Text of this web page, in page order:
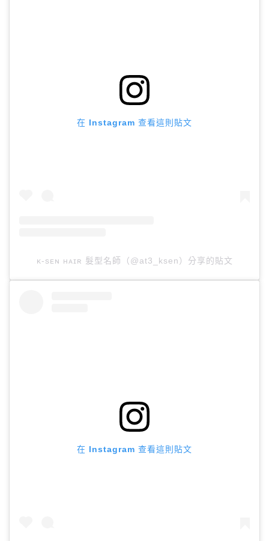
在 Instagram 查看這則貼文
ᴋ-sᴇɴ ʜᴀɪʀ 髮型名師（@at3_ksen）分享的貼文
在 Instagram 查看這則貼文